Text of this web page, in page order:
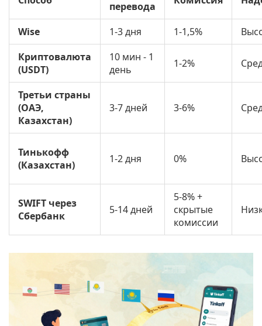
перевода
Wise 1-3 дня 1-1,5%
Криптовалюта
(USDT)
10 мин - 1
день
1-2%
Третьи страны
(ОАЭ,
Казахстан)
3-7 дней 3-6%
Тинькофф
(Казахстан)
1-2 дня 0%
SWIFT через
Сбербанк
5-14 дней
5-8% +
скрытые
комиссии